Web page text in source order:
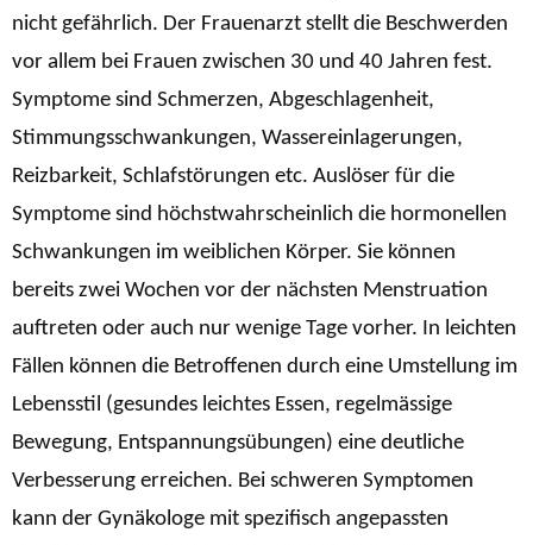
nicht gefährlich. Der Frauenarzt stellt die Beschwerden
vor allem bei Frauen zwischen 30 und 40 Jahren fest.
Symptome sind Schmerzen, Abgeschlagenheit,
Stimmungsschwankungen, Wassereinlagerungen,
Reizbarkeit, Schlafstörungen etc. Auslöser für die
Symptome sind höchstwahrscheinlich die hormonellen
Schwankungen im weiblichen Körper. Sie können
bereits zwei Wochen vor der nächsten Menstruation
auftreten oder auch nur wenige Tage vorher. In leichten
Fällen können die Betroffenen durch eine Umstellung im
Lebensstil (gesundes leichtes Essen, regelmässige
Bewegung, Entspannungsübungen) eine deutliche
Verbesserung erreichen. Bei schweren Symptomen
kann der Gynäkologe mit spezifisch angepassten